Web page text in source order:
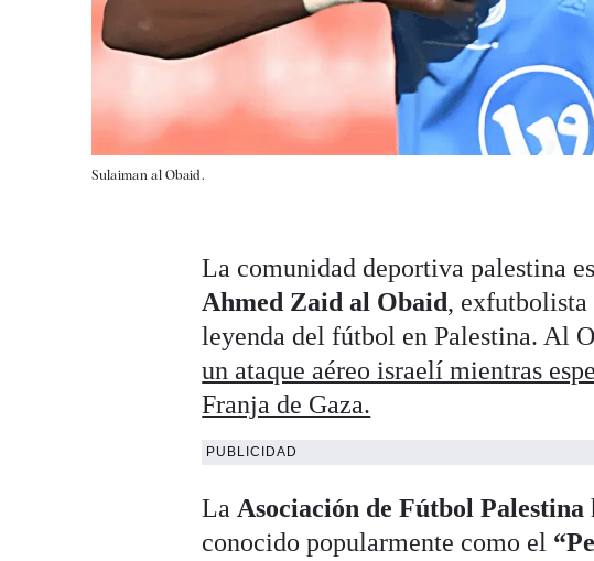
Sulaiman al Obaid.
La comunidad deportiva palestina
Ahmed Zaid al Obaid, exfutbolista
leyenda del fútbol en Palestina. Al
un ataque aéreo israelí mientras
Franja de Gaza.
PUBLICIDAD
La Asociación de Fútbol Palestina
conocido popularmente como el